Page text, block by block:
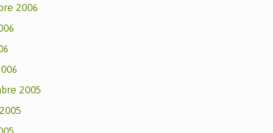
2006
2005